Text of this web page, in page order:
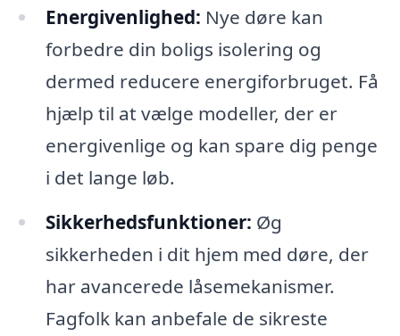
Energivenlighed: Nye døre kan
forbedre din boligs isolering og
dermed reducere energiforbruget. Få
hjælp til at vælge modeller, der er
energivenlige og kan spare dig penge
i det lange løb.
Sikkerhedsfunktioner: Øg
sikkerheden i dit hjem med døre, der
har avancerede låsemekanismer.
Fagfolk kan anbefale de sikreste